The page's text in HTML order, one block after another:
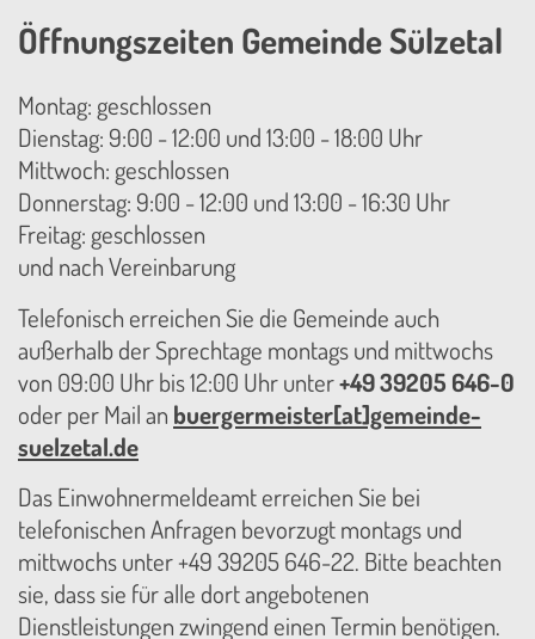
Öffnungszeiten Gemeinde Sülzetal
Montag: geschlossen
Dienstag: 9:00 - 12:00 und 13:00 - 18:00 Uhr
Mittwoch: geschlossen
Donnerstag: 9:00 - 12:00 und 13:00 - 16:30 Uhr
Freitag: geschlossen
und nach Vereinbarung
Telefonisch erreichen Sie die Gemeinde auch
außerhalb der Sprechtage montags und mittwochs
von 09:00 Uhr bis 12:00 Uhr unter+49 39205 646-0
oder per Mail an buergermeister[at]gemeinde-
suelzetal.de
Das Einwohnermeldeamt erreichen Sie bei
telefonischen Anfragen bevorzugt montags und
mittwochs unter +49 39205 646-22. Bitte beachten
sie, dass sie für alle dort angebotenen
Dienstleistungen zwingend einen Termin benötigen.